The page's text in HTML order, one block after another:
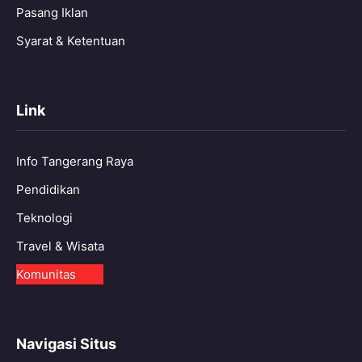
Pasang Iklan
Syarat & Ketentuan
Link
Info Tangerang Raya
Pendidikan
Teknologi
Travel & Wisata
Komunitas
Navigasi Situs